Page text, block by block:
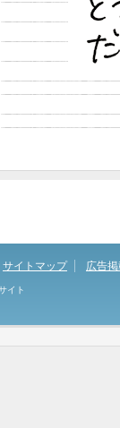
サイトマップ 広告
イト